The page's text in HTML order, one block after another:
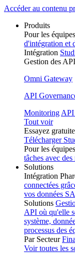
Skip
content
Accéder au contenu
Produits
Pour les
d'intégration et
Intégration
Gestion des API
Omni Gateway
API
Monitoring API
Tout voir
Essayez
Télécharger
Pour les
tâches avec des
Solutions
Intégration
connectées
vos données
Solutions
API où qu'elle
système,
processus des
Par Secteur
Voir toutes les